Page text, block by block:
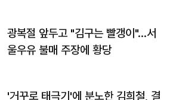
광복절 앞두고 "김구는 빨갱이"…서
울우유 불매 주장에 황당
'거꾸로 태극기'에 분노한 김희철, 결